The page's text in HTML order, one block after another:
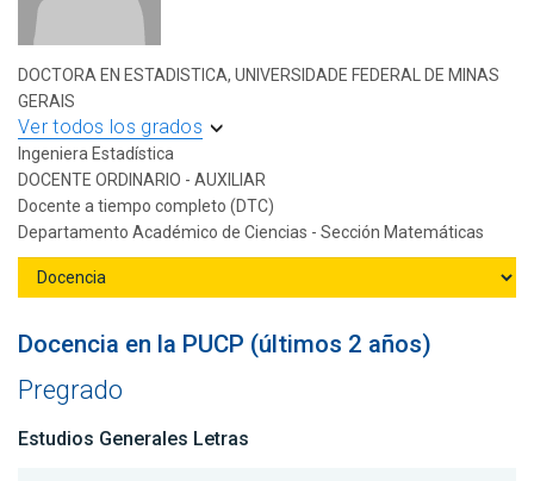
DOCTORA EN ESTADISTICA, UNIVERSIDADE FEDERAL DE MINAS
GERAIS
Ver todos los grados
Ingeniera Estadística
DOCENTE ORDINARIO - AUXILIAR
Docente a tiempo completo (DTC)
Departamento Académico de Ciencias - Sección Matemáticas
Docencia en la PUCP (últimos 2 años)
Pregrado
Estudios Generales Letras